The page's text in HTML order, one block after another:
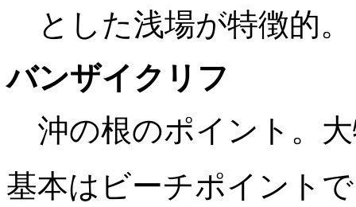
とした浅場が特徴的。
バンザイクリフ
沖の根のポイント。
基本はビーチポイント